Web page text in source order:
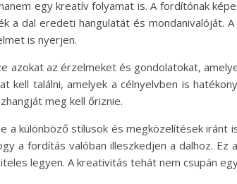
egy kreatív folyamat is. A fordítónak
a dal eredeti hangulatát és mondanivalóját.
is nyerjen.
azokat az érzelmeket és gondolatokat,
találni, amelyek a célnyelvben is
meg kell őriznie.
a különböző stílusok és megközelítések iránt
a fordítás valóban illeszkedjen a dalhoz.
legyen. A kreativitás tehát nem csupán